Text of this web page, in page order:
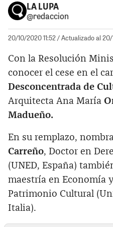
LA LUPA
@redaccion
20/10/2020 11:52/ Actualizado al
Con la Resolución
conocer el cese en el
Desconcentrada de
Arquitecta Ana María
Madueño.
En su remplazo,
Carreño, Doctor en
(UNED, España)
maestría en Economía
Patrimonio Cultural
Italia).